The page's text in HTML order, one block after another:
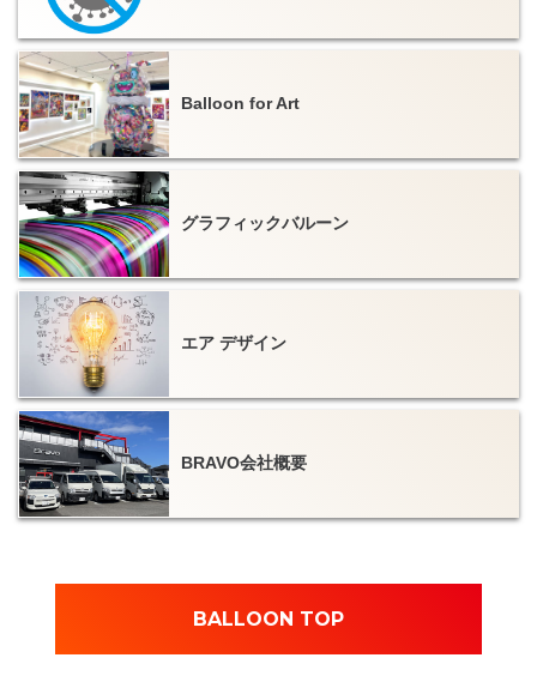
バルーンPOP
バウンサー（エア遊具）
Balloon for Art
グラフィックバルーン
エア デザイン
BRAVO会社概要
BALLOON TOP